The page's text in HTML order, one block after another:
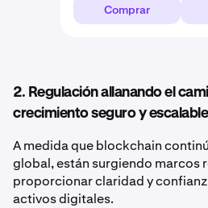
Comprar
2. Regulación allanando el
crecimiento seguro y
A medida que blockchain
global, están surgiendo marcos
proporcionar claridad y
activos digitales.